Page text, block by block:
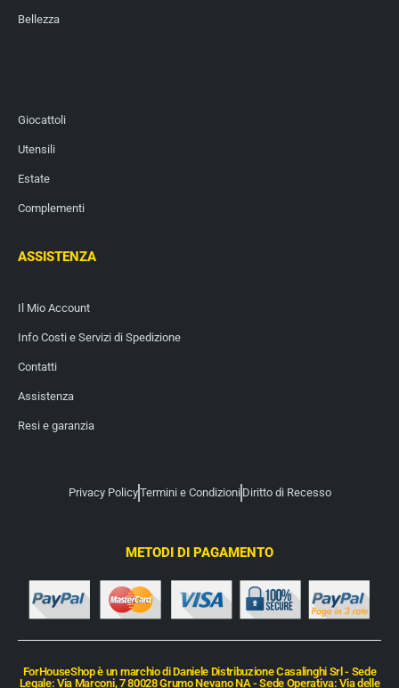
Bellezza
Giocattoli
Utensili
Estate
Complementi
ASSISTENZA
Il Mio Account
Info Costi e Servizi di Spedizione
Contatti
Assistenza
Resi e garanzia
Privacy PolicyTermini e Condizioni Diritto di Recesso
METODI DI PAGAMENTO
ForHouseShop è un marchio di Daniele Distribuzione Casalinghi Srl - Sede
Legale: Via Marconi, 7 80028 Grumo Nevano NA - Sede Operativa: Via delle